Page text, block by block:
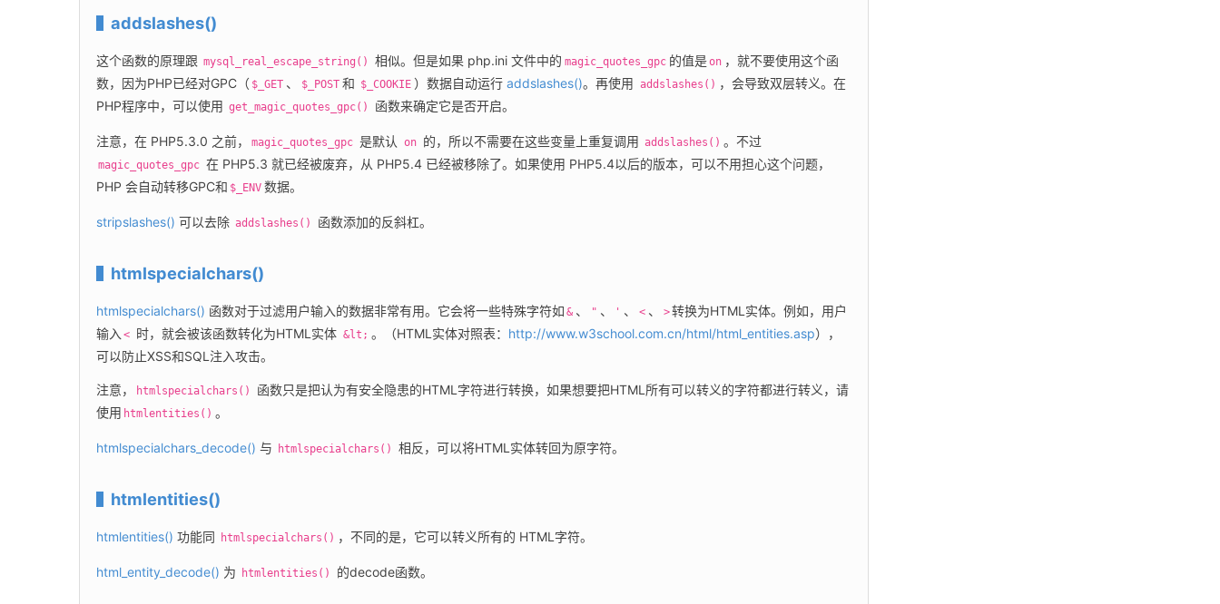
addslashes()
这个函数的原理跟 mysql_real_escape_string() 相似。但是如果 php.ini 文件中的 magic_quotes_gpc 的值是on ，就不要使用这个函
数，因为PHP已经对GPC（ $_GET 、 $_POST 和 $_COOKIE ）数据自动运行 addslashes()。再使用 addslashes() ，会导致双层转义。在
PHP程序中，可以使用 get_magic_quotes_gpc() 函数来确定它是否开启。
注意，在 PHP5.3.0 之前， magic_quotes_gpc 是默认 on 的，所以不需要在这些变量上重复调用 addslashes()
magic_quotes_gpc 在 PHP5.3 就已经被废弃，从 PHP5.4 已经被移除了。如果使用 PHP5.4以后的版本，可以不用担心这个问题，
PHP 会自动转移GPC和 $_ENV 数据。
stripslashes() 可以去除 addslashes() 函数添加的反斜杠。
htmlspecialchars()
htmlspecialchars() 函数对于过滤用户输入的数据非常有用。它会将一些特殊字符如 & 、 " 、 ' 、 < 、 >转换为HTML实体。例如，用户
输入 < 时，就会被该函数转化为HTML实体 &lt; 。（HTML实体对照表： http://www.w3school.com.cn/html/html_entities.asp），
可以防止XSS和SQL注入攻击。
注意， htmlspecialchars()
函数只是把认为有安全隐患的HTML字符进行转换，如果想要把HTML所有可以转义的字符都进行转义，请
使用 htmlentities() 。
htmlspecialchars_decode() 与 htmlspecialchars() 相反，可以将HTML实体转回为原字符。
htmlentities()
htmlentities() 功能同 htmlspecialchars() ，不同的是，它可以转义所有的 HTML字符。
html_entity_decode() 为 htmlentities() 的decode函数。